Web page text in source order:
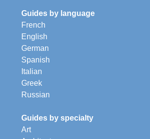
Guides by language
French
English
German
Spanish
Italian
Greek
Russian
Guides by specialty
Art